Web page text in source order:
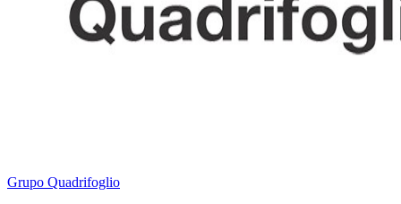
Grupo Quadrifoglio